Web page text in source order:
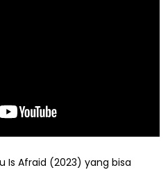
Is Afraid (2023) yang bisa